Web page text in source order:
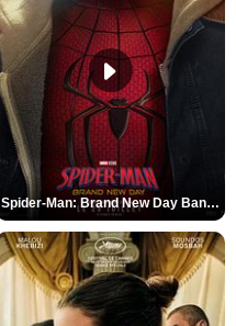
Spider-Man: Brand New Day Bande-annonce VO STFR